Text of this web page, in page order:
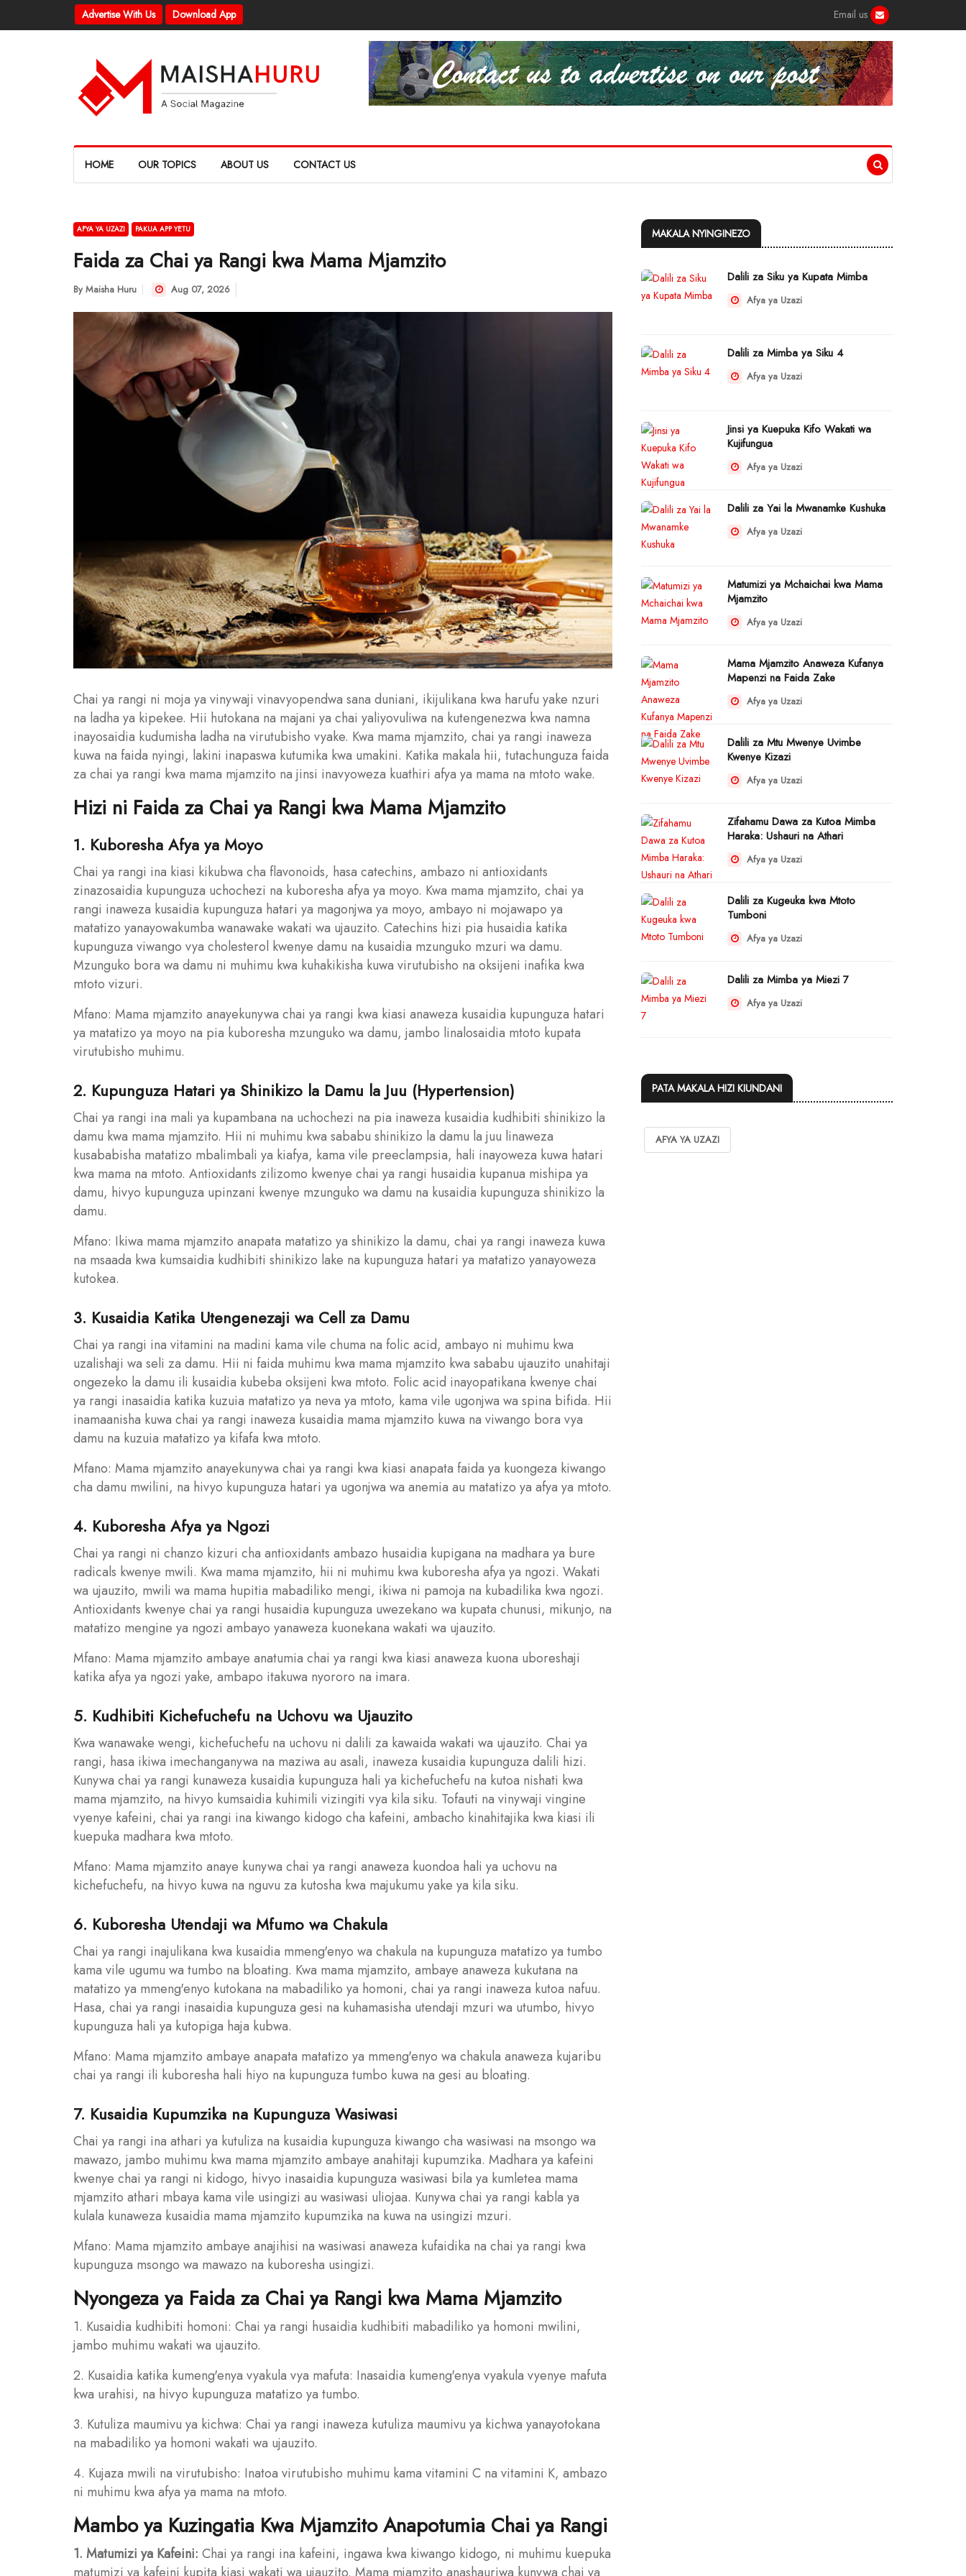
Advertise With Us Download App Email us
HOME OUR TOPICS ABOUT US CONTACT US
AFYA YA UZAZI PAKUA APP YETU
Faida za Chai ya Rangi kwa Mama Mjamzito
By Maisha Huru Aug 07, 2026
Chai ya rangi ni moja ya vinywaji vinavyopendwa sana duniani, ikijulikana kwa harufu yake nzuri
na ladha ya kipekee. Hii hutokana na majani ya chai yaliyovuliwa na kutengenezwa kwa namna
inayosaidia kudumisha ladha na virutubisho vyake. Kwa mama mjamzito, chai ya rangi inaweza
kuwa na faida nyingi, lakini inapaswa kutumika kwa umakini. Katika makala hii, tutachunguza faida
za chai ya rangi kwa mama mjamzito na jinsi inavyoweza kuathiri afya ya mama na mtoto wake.
Hizi ni Faida za Chai ya Rangi kwa Mama Mjamzito
1. Kuboresha Afya ya Moyo
Chai ya rangi ina kiasi kikubwa cha flavonoids, hasa catechins, ambazo ni antioxidants
zinazosaidia kupunguza uchochezi na kuboresha afya ya moyo. Kwa mama mjamzito, chai ya
rangi inaweza kusaidia kupunguza hatari ya magonjwa ya moyo, ambayo ni mojawapo ya
matatizo yanayowakumba wanawake wakati wa ujauzito. Catechins hizi pia husaidia katika
kupunguza viwango vya cholesterol kwenye damu na kusaidia mzunguko mzuri wa damu.
Mzunguko bora wa damu ni muhimu kwa kuhakikisha kuwa virutubisho na oksijeni inafika kwa
mtoto vizuri.
Mfano: Mama mjamzito anayekunywa chai ya rangi kwa kiasi anaweza kusaidia kupunguza hatari
ya matatizo ya moyo na pia kuboresha mzunguko wa damu, jambo linalosaidia mtoto kupata
virutubisho muhimu.
2. Kupunguza Hatari ya Shinikizo la Damu la Juu (Hypertension)
Chai ya rangi ina mali ya kupambana na uchochezi na pia inaweza kusaidia kudhibiti shinikizo la
damu kwa mama mjamzito. Hii ni muhimu kwa sababu shinikizo la damu la juu linaweza
kusababisha matatizo mbalimbali ya kiafya, kama vile preeclampsia, hali inayoweza kuwa hatari
kwa mama na mtoto. Antioxidants zilizomo kwenye chai ya rangi husaidia kupanua mishipa ya
damu, hivyo kupunguza upinzani kwenye mzunguko wa damu na kusaidia kupunguza shinikizo la
damu.
Mfano: Ikiwa mama mjamzito anapata matatizo ya shinikizo la damu, chai ya rangi inaweza kuwa
na msaada kwa kumsaidia kudhibiti shinikizo lake na kupunguza hatari ya matatizo yanayoweza
kutokea.
3. Kusaidia Katika Utengenezaji wa Cell za Damu
Chai ya rangi ina vitamini na madini kama vile chuma na folic acid, ambayo ni muhimu kwa
uzalishaji wa seli za damu. Hii ni faida muhimu kwa mama mjamzito kwa sababu ujauzito unahitaji
ongezeko la damu ili kusaidia kubeba oksijeni kwa mtoto. Folic acid inayopatikana kwenye chai
ya rangi inasaidia katika kuzuia matatizo ya neva ya mtoto, kama vile ugonjwa wa spina bifida. Hii
inamaanisha kuwa chai ya rangi inaweza kusaidia mama mjamzito kuwa na viwango bora vya
damu na kuzuia matatizo ya kifafa kwa mtoto.
Mfano: Mama mjamzito anayekunywa chai ya rangi kwa kiasi anapata faida ya kuongeza kiwango
cha damu mwilini, na hivyo kupunguza hatari ya ugonjwa wa anemia au matatizo ya afya ya mtoto.
4. Kuboresha Afya ya Ngozi
Chai ya rangi ni chanzo kizuri cha antioxidants ambazo husaidia kupigana na madhara ya bure
radicals kwenye mwili. Kwa mama mjamzito, hii ni muhimu kwa kuboresha afya ya ngozi. Wakati
wa ujauzito, mwili wa mama hupitia mabadiliko mengi, ikiwa ni pamoja na kubadilika kwa ngozi.
Antioxidants kwenye chai ya rangi husaidia kupunguza uwezekano wa kupata chunusi, mikunjo, na
matatizo mengine ya ngozi ambayo yanaweza kuonekana wakati wa ujauzito.
Mfano: Mama mjamzito ambaye anatumia chai ya rangi kwa kiasi anaweza kuona uboreshaji
katika afya ya ngozi yake, ambapo itakuwa nyororo na imara.
5. Kudhibiti Kichefuchefu na Uchovu wa Ujauzito
Kwa wanawake wengi, kichefuchefu na uchovu ni dalili za kawaida wakati wa ujauzito. Chai ya
rangi, hasa ikiwa imechanganywa na maziwa au asali, inaweza kusaidia kupunguza dalili hizi.
Kunywa chai ya rangi kunaweza kusaidia kupunguza hali ya kichefuchefu na kutoa nishati kwa
mama mjamzito, na hivyo kumsaidia kuhimili vizingiti vya kila siku. Tofauti na vinywaji vingine
vyenye kafeini, chai ya rangi ina kiwango kidogo cha kafeini, ambacho kinahitajika kwa kiasi ili
kuepuka madhara kwa mtoto.
Mfano: Mama mjamzito anaye kunywa chai ya rangi anaweza kuondoa hali ya uchovu na
kichefuchefu, na hivyo kuwa na nguvu za kutosha kwa majukumu yake ya kila siku.
6. Kuboresha Utendaji wa Mfumo wa Chakula
Chai ya rangi inajulikana kwa kusaidia mmeng'enyo wa chakula na kupunguza matatizo ya tumbo
kama vile ugumu wa tumbo na bloating. Kwa mama mjamzito, ambaye anaweza kukutana na
matatizo ya mmeng'enyo kutokana na mabadiliko ya homoni, chai ya rangi inaweza kutoa nafuu.
Hasa, chai ya rangi inasaidia kupunguza gesi na kuhamasisha utendaji mzuri wa utumbo, hivyo
kupunguza hali ya kutopiga haja kubwa.
Mfano: Mama mjamzito ambaye anapata matatizo ya mmeng'enyo wa chakula anaweza kujaribu
chai ya rangi ili kuboresha hali hiyo na kupunguza tumbo kuwa na gesi au bloating.
7. Kusaidia Kupumzika na Kupunguza Wasiwasi
Chai ya rangi ina athari ya kutuliza na kusaidia kupunguza kiwango cha wasiwasi na msongo wa
mawazo, jambo muhimu kwa mama mjamzito ambaye anahitaji kupumzika. Madhara ya kafeini
kwenye chai ya rangi ni kidogo, hivyo inasaidia kupunguza wasiwasi bila ya kumletea mama
mjamzito athari mbaya kama vile usingizi au wasiwasi uliojaa. Kunywa chai ya rangi kabla ya
kulala kunaweza kusaidia mama mjamzito kupumzika na kuwa na usingizi mzuri.
Mfano: Mama mjamzito ambaye anajihisi na wasiwasi anaweza kufaidika na chai ya rangi kwa
kupunguza msongo wa mawazo na kuboresha usingizi.
Nyongeza ya Faida za Chai ya Rangi kwa Mama Mjamzito
1. Kusaidia kudhibiti homoni: Chai ya rangi husaidia kudhibiti mabadiliko ya homoni mwilini,
jambo muhimu wakati wa ujauzito.
2. Kusaidia katika kumeng'enya vyakula vya mafuta: Inasaidia kumeng'enya vyakula vyenye mafuta
kwa urahisi, na hivyo kupunguza matatizo ya tumbo.
3. Kutuliza maumivu ya kichwa: Chai ya rangi inaweza kutuliza maumivu ya kichwa yanayotokana
na mabadiliko ya homoni wakati wa ujauzito.
4. Kujaza mwili na virutubisho: Inatoa virutubisho muhimu kama vitamini C na vitamini K, ambazo
ni muhimu kwa afya ya mama na mtoto.
Mambo ya Kuzingatia Kwa Mjamzito Anapotumia Chai ya Rangi
1. Matumizi ya Kafeini: Chai ya rangi ina kafeini, ingawa kwa kiwango kidogo, ni muhimu kuepuka
MAKALA NYINGINEZO
Dalili za Siku ya Kupata Mimba
Afya ya Uzazi
Dalili za Mimba ya Siku 4
Afya ya Uzazi
Jinsi ya Kuepuka Kifo Wakati wa
Kujifungua
Afya ya Uzazi
Dalili za Yai la Mwanamke Kushuka
Afya ya Uzazi
Matumizi ya Mchaichai kwa Mama
Mjamzito
Afya ya Uzazi
Mama Mjamzito Anaweza Kufanya
Mapenzi na Faida Zake
Afya ya Uzazi
Dalili za Mtu Mwenye Uvimbe
Kwenye Kizazi
Afya ya Uzazi
Zifahamu Dawa za Kutoa Mimba
Haraka: Ushauri na Athari
Afya ya Uzazi
Dalili za Kugeuka kwa Mtoto
Tumboni
Afya ya Uzazi
Dalili za Mimba ya Miezi 7
Afya ya Uzazi
PATA MAKALA HIZI KIUNDANI
AFYA YA UZAZI